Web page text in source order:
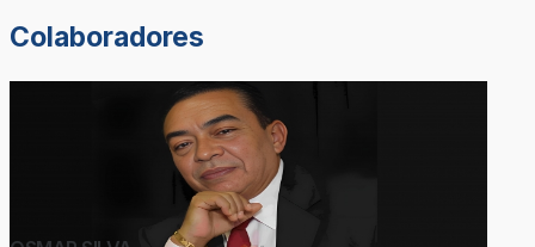
Colaboradores